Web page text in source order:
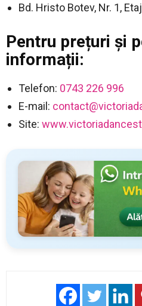
Bd. Hristo Botev, Nr. 1,
Pentru prețuri și
informații:
Telefon: 0743 226 996
E-mail:
Site: